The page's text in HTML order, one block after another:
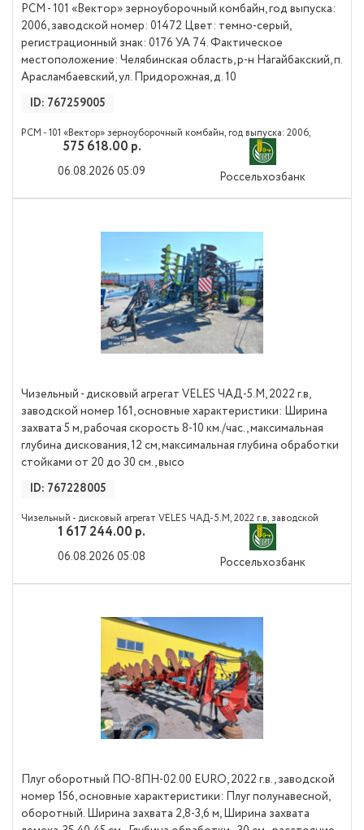
РСМ - 101 «Вектор» зерноуборочный комбайн, год выпуска:
2006, заводской номер: 01472 Цвет: темно-серый,
регистрационный знак: 0176 УА 74. Фактическое
местоположение: Челябинская область, р-н Нагайбакский, п.
Арасламбаевский, ул. Придорожная, д. 10
ID: 767259005
РСМ - 101 «Вектор» зерноуборочный комбайн, год выпуска: 2006,
заводской номер: 01472 Цвет: темно-серый, регистрационный знак:
0176 УА 74. Фактическое местоположение: Челябинская область, р-н
Нагайбакский, п. Арасламбаевский, ул. Придорожная, д. 10
575 618.00 р.
06.08.2026 05:09 Россельхозбанк
Чизельный - дисковый агрегат VELES ЧАД-5.М, 2022 г.в,
заводской номер 161, основные характеристики: Ширина
захвата 5 м, рабочая скорость 8-10 км./час., максимальная
глубина дискования, 12 см, максимальная глубина обработки
стойками от 20 до 30 см., высо
ID: 767228005
Чизельный - дисковый агрегат VELES ЧАД-5.М, 2022 г.в, заводской
номер 161, основные характеристики: Ширина захвата 5 м, рабочая
скорость 8-10 км./час., максимальная глубина дискования, 12 см,
максимальная глубина обработки стойками от 20 до 30 см., высота в
1 617 244.00 р.
06.08.2026 05:08 Россельхозбанк
Плуг оборотный ПО-8ПН-02.00 EURO, 2022 г.в., заводской
номер 156, основные характеристики: Плуг полунавесной,
оборотный. Ширина захвата 2,8-3,6 м, Ширина захвата